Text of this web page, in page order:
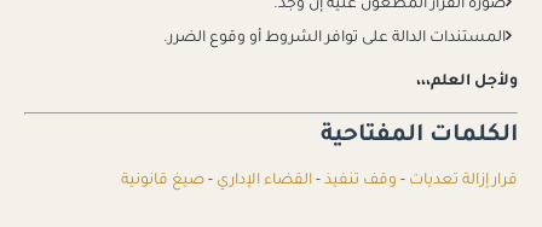
صورة القرار المطعون عليه إن وجد.
المستندات الدالة على توافر الشروط أو وقوع الضرر.
ولأجل العلم،،،
الكلمات المفتاحية
قرار إزالة تعديات - وقف تنفيذ - القضاء الإداري - صيغ قانونية